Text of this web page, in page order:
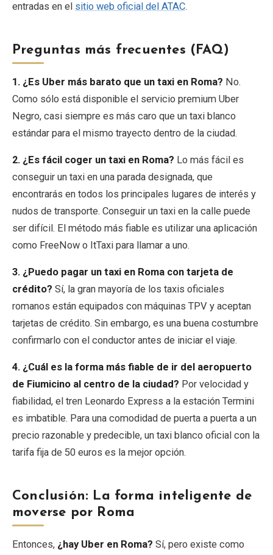
entradas en el sitio web oficial del ATAC.
Preguntas más frecuentes (FAQ)
1. ¿Es Uber más barato que un taxi en Roma? No.
Como sólo está disponible el servicio premium Uber
Negro, casi siempre es más caro que un taxi blanco
estándar para el mismo trayecto dentro de la ciudad.
2. ¿Es fácil coger un taxi en Roma? Lo más fácil es
conseguir un taxi en una parada designada, que
encontrarás en todos los principales lugares de interés y
nudos de transporte. Conseguir un taxi en la calle puede
ser difícil. El método más fiable es utilizar una aplicación
como FreeNow o ItTaxi para llamar a uno.
3. ¿Puedo pagar un taxi en Roma con tarjeta de
crédito? Sí, la gran mayoría de los taxis oficiales
romanos están equipados con máquinas TPV y aceptan
tarjetas de crédito. Sin embargo, es una buena costumbre
confirmarlo con el conductor antes de iniciar el viaje.
4. ¿Cuál es la forma más fiable de ir del aeropuerto
de Fiumicino al centro de la ciudad? Por velocidad y
fiabilidad, el tren Leonardo Express a la estación Termini
es imbatible. Para una comodidad de puerta a puerta a un
precio razonable y predecible, un taxi blanco oficial con la
tarifa fija de 50 euros es la mejor opción.
Conclusión: La forma inteligente de
moverse por Roma
Entonces, ¿hay Uber en Roma? Sí, pero existe como